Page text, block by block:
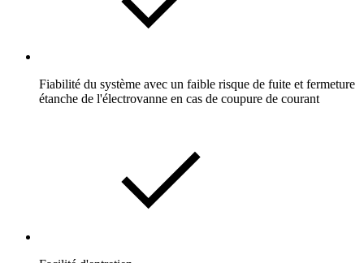
Fiabilité du système avec un faible risque de fuite et fermeture
étanche de l'électrovanne en cas de coupure de courant